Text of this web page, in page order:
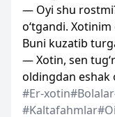
— Oyi shu
o‘tgandi.
Buni kuzatib
— Xotin, sen
oldingdan eshak
#Er-xotin#Bolalar
#Kaltafahmlar